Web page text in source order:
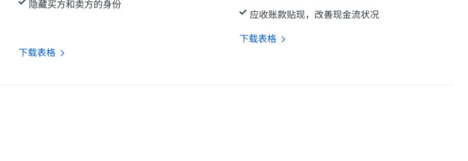
隐藏买方和卖方的身份
下载表格
应收账款贴现，改善现金流状况
下载表格